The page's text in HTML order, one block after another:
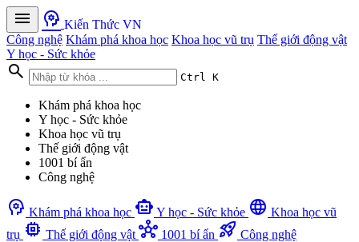
menu psychology Kiến Thức VN
Công nghệ Khám phá khoa học Khoa học vũ trụ Thế giới động vật
Y học - Sức khỏe
search Ctrl K
Khám phá khoa học
Y học - Sức khỏe
Khoa học vũ trụ
Thế giới động vật
1001 bí ẩn
Công nghệ
psychology Khám phá khoa học smart_toy Y học - Sức khỏe language Khoa học vũ
trụ memory Thế giới động vật hub 1001 bí ẩn rocket_launch Công nghệ